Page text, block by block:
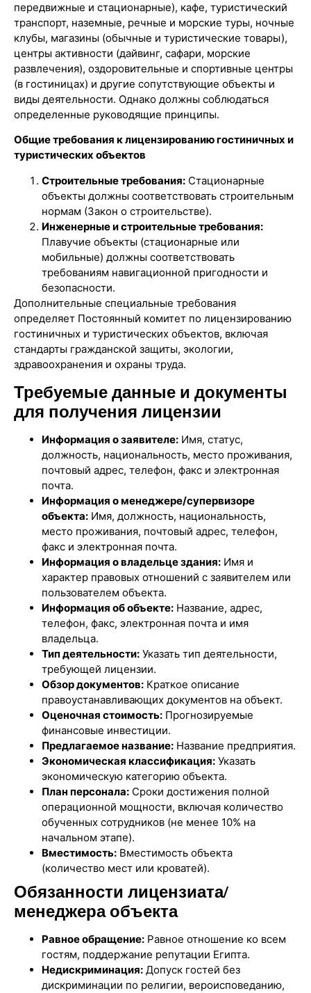
передвижные и стационарные), кафе, туристический
транспорт, наземные, речные и морские туры, ночные
клубы, магазины (обычные и туристические товары),
центры активности (дайвинг, сафари, морские
развлечения), оздоровительные и спортивные центры
(в гостиницах) и другие сопутствующие объекты и
виды деятельности. Однако должны соблюдаться
определенные руководящие принципы.
Общие требования к лицензированию гостиничных и
туристических объектов
Строительные требования: Стационарные
объекты должны соответствовать строительным
нормам (Закон о строительстве).
Инженерные и строительные требования:
Плавучие объекты (стационарные или
мобильные) должны соответствовать
требованиям навигационной пригодности и
безопасности.
Дополнительные специальные требования
определяет Постоянный комитет по лицензированию
гостиничных и туристических объектов, включая
стандарты гражданской защиты, экологии,
здравоохранения и охраны труда.
Требуемые данные и документы
для получения лицензии
Информация о заявителе: Имя, статус,
должность, национальность, место проживания,
почтовый адрес, телефон, факс и электронная
почта.
Информация о менеджере/супервизоре
объекта: Имя, должность, национальность,
место проживания, почтовый адрес, телефон,
факс и электронная почта.
Информация о владельце здания: Имя и
характер правовых отношений с заявителем или
пользователем объекта.
Информация об объекте: Название, адрес,
телефон, факс, электронная почта и имя
владельца.
Тип деятельности: Указать тип деятельности,
требующей лицензии.
Обзор документов: Краткое описание
правоустанавливающих документов на объект.
Оценочная стоимость: Прогнозируемые
финансовые инвестиции.
Предлагаемое название: Название предприятия.
Экономическая классификация: Указать
экономическую категорию объекта.
План персонала: Сроки достижения полной
операционной мощности, включая количество
обученных сотрудников (не менее 10% на
начальном этапе).
Вместимость: Вместимость объекта
(количество мест или кроватей).
Обязанности лицензиата/
менеджера объекта
Равное обращение: Равное отношение ко всем
гостям, поддержание репутации Египта.
Недискриминация: Допуск гостей без
дискриминации по религии, вероисповеданию,